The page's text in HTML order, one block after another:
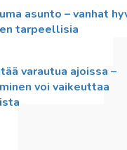
asunto – vanhat
tarpeellisia
varautua ajoissa –
voi vaikeuttaa